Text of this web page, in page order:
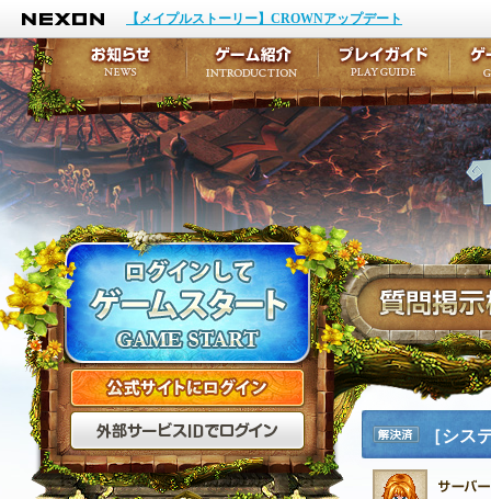
NEXON
【メイプルストーリー】CROWNアップデート
公式サイトにログイン
解決済
み
［シス
お知らせ
イベント
アップデート
メンテナンス
ゲーム紹介
キャラクター作成
テイルズ初級者講座
ここだけは知ってお